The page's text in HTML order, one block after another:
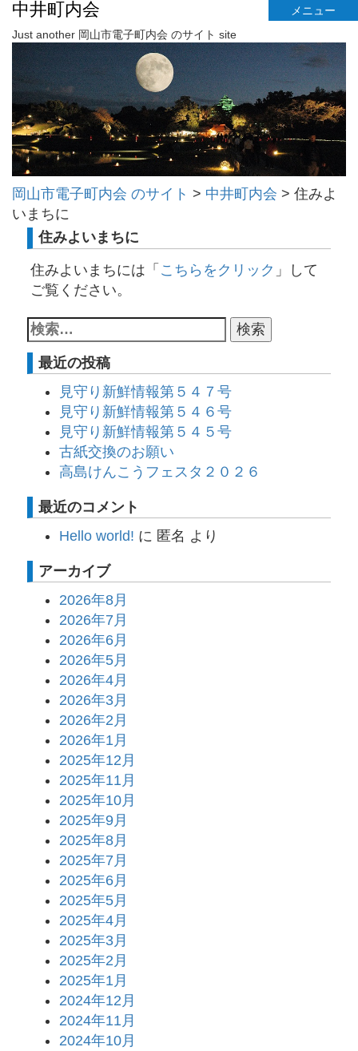
中井町内会
メニュー
Just another 岡山市電子町内会 のサイト site
岡山市電子町内会 のサイト > 中井町内会 > 住みよ
いまちに
住みよいまちに
住みよいまちには「 こちらをクリック 」して
ご覧ください。
最近の投稿
見守り新鮮情報第５４７号
見守り新鮮情報第５４６号
見守り新鮮情報第５４５号
古紙交換のお願い
高島けんこうフェスタ２０２６
最近のコメント
Hello world! に 匿名 より
アーカイブ
2026年8月
2026年7月
2026年6月
2026年5月
2026年4月
2026年3月
2026年2月
2026年1月
2025年12月
2025年11月
2025年10月
2025年9月
2025年8月
2025年7月
2025年6月
2025年5月
2025年4月
2025年3月
2025年2月
2025年1月
2024年12月
2024年11月
2024年10月